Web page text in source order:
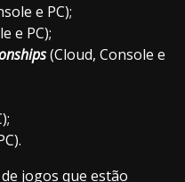
e PC);
e PC);
(Cloud, Console e
jogos que estão